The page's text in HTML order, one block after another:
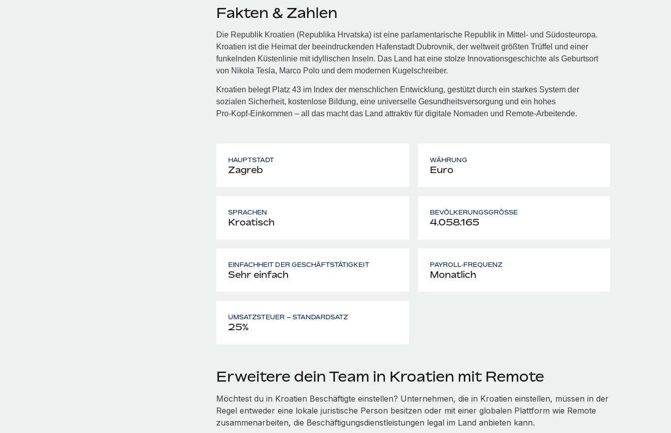
Fakten & Zahlen
Die Republik Kroatien (Republika Hrvatska) ist eine parlamentarische Republik in Mittel- und Südosteuropa.
Kroatien ist die Heimat der beeindruckenden Hafenstadt Dubrovnik, der weltweit größten Trüffel und einer
funkelnden Küstenlinie mit idyllischen Inseln. Das Land hat eine stolze Innovationsgeschichte als Geburtsort
von Nikola Tesla, Marco Polo und dem modernen Kugelschreiber.
Kroatien belegt Platz 43 im Index der menschlichen Entwicklung, gestützt durch ein starkes System der
sozialen Sicherheit, kostenlose Bildung, eine universelle Gesundheitsversorgung und ein hohes
Pro‑Kopf‑Einkommen – all das macht das Land attraktiv für digitale Nomaden und Remote‑Arbeitende.
HAUPTSTADT
Zagreb
WÄHRUNG
Euro
SPRACHEN
Kroatisch
BEVÖLKERUNGSGRÖSSE
4.058.165
EINFACHHEIT DER GESCHÄFTSTÄTIGKEIT
Sehr einfach
PAYROLL‑FREQUENZ
Monatlich
UMSATZSTEUER – STANDARDSATZ
25%
Erweitere dein Team in Kroatien mit Remote
Möchtest du in Kroatien Beschäftigte einstellen? Unternehmen, die in Kroatien einstellen, müssen in der
Regel entweder eine lokale juristische Person besitzen oder mit einer globalen Plattform wie Remote
zusammenarbeiten, die Beschäftigungs­dienst­leistungen legal im Land anbieten kann.